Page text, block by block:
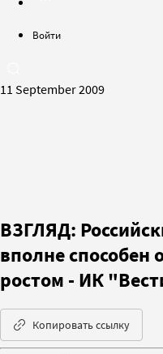
Войти
11 September 2009
ВЗГЛЯД:
вполне способен
ростом - ИК
Копировать ссылку